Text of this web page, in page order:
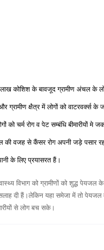
कोशिश के बावजूद ग्रामीण अंचल के
ग्रामीण क्षैत्र में लोगों को वाटरवर्क्स
चर्म रोग व पेट सम्बंधि बीमारीयों मे
वजह से कैंसर रोग अपनी जड़े पसार
के लिए प्रयासरत हैं।
विभाग को ग्रामीणों को शुद्ध
दी हैं।लेकिन यहा समेजा में तो
से लोग बच सके।